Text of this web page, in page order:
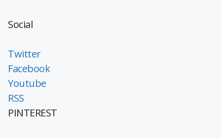
Social
Twitter
Facebook
Youtube
RSS
PINTEREST